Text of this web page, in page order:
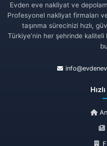
Evden eve nakliyat ve
Profesyonel nakliyat firmaları
taşınma sürecinizi hızlı,
Türkiye’nin her şehrinde